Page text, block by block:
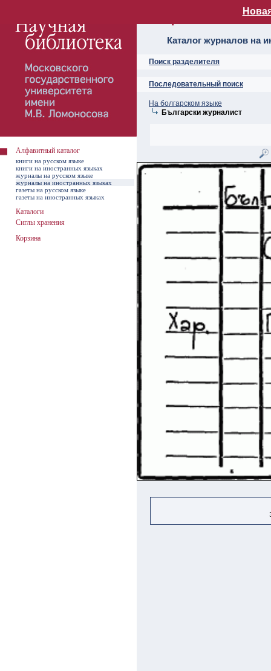
Алфавитный
Каталог журналов на
Поиск разделителя
Последовательный поиск
На болгарском языке
Български журналист
Алфавитный каталог
книги на русском языке
книги на иностранных языках
журналы на русском языке
журналы на иностранных языках
газеты на русском языке
газеты на иностранных языках
Каталоги
Сиглы хранения
Корзина